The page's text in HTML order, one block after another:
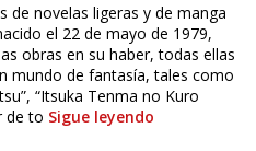
de novelas ligeras y de manga
el 22 de mayo de 1979,
obras en su haber, todas ellas
mundo de fantasía, tales como
“Itsuka Tenma no Kuro
de to Sigue leyendo